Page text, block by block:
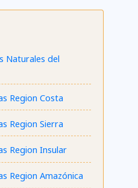
Naturales del
Region Costa
Region Sierra
Region Insular
Region Amazónica